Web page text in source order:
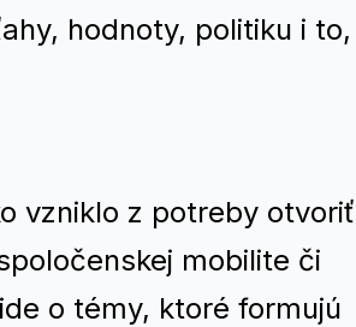
hodnoty, politiku i to,
vzniklo z potreby otvoriť
mobilite či
o témy, ktoré formujú